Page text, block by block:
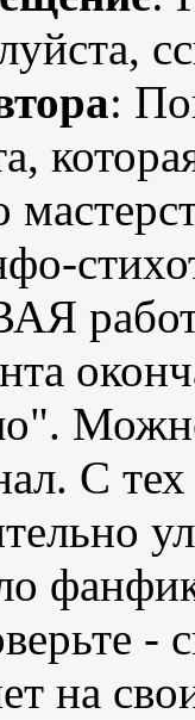
:
С
-
на